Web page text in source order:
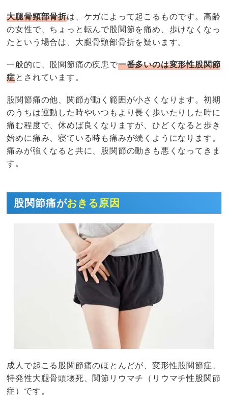
大腿骨頸部骨折は、ケガによって起こるものです。高齢
の女性で、ちょっと転んで股関節を痛め、歩けなくなっ
たという場合は、大腿骨頸部骨折を疑います。
一般的に、股関節痛の疾患で一番多いのは変形性股関節
症とされています。
股関節痛の他、関節が動く範囲が小さくなります。初期
のうちは運動した時やいつもより長く歩いたりした時に
痛む程度で、休めば良くなりますが、ひどくなると歩き
始めに痛み、寝ている時も痛みが続くようになります。
痛みが強くなると共に、股関節の動きも悪くなってきま
す。
股関節痛がおきる原因
成人で起こる股関節痛のほとんどが、変形性股関節症、
特発性大腿骨頭壊死、関節リウマチ（リウマチ性股関節
症）です。